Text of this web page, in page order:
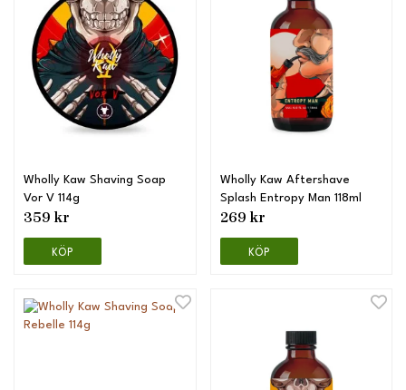
Wholly Kaw Shaving Soap
Vor V 114g
359 kr
KÖP
Wholly Kaw Aftershave
Splash Entropy Man 118ml
269 kr
KÖP